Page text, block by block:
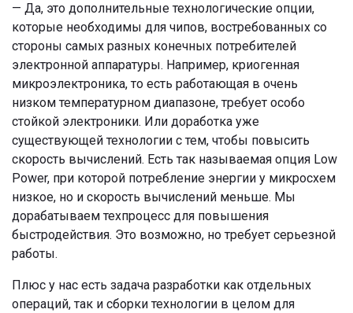
— Да, это дополнительные технологические опции,
которые необходимы для чипов, востребованных со
стороны самых разных конечных потребителей
электронной аппаратуры. Например, криогенная
микроэлектроника, то есть работающая в очень
низком температурном диапазоне, требует особо
стойкой электроники. Или доработка уже
существующей технологии с тем, чтобы повысить
скорость вычислений. Есть так называемая опция Low
Power, при которой потребление энергии у микросхем
низкое, но и скорость вычислений меньше. Мы
дорабатываем техпроцесс для повышения
быстродействия. Это возможно, но требует серьезной
работы.
Плюс у нас есть задача разработки как отдельных
операций, так и сборки технологии в целом для